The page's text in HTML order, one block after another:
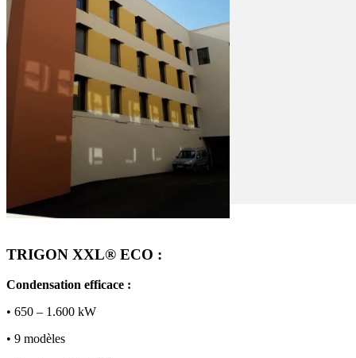
TRIGON XXL® ECO :
Condensation efficace :
• 650 – 1.600 kW
• 9 modèles